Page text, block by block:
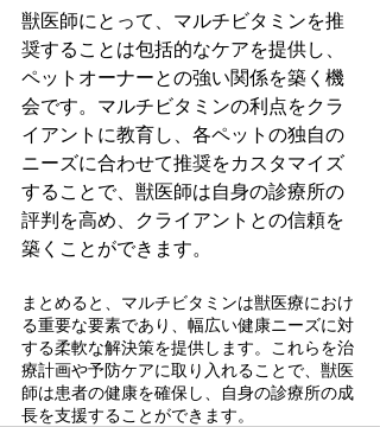
獣医師にとって、マルチビタミンを推
奨することは包括的なケアを提供し、
ペットオーナーとの強い関係を築く機
会です。マルチビタミンの利点をクラ
イアントに教育し、各ペットの独自の
ニーズに合わせて推奨をカスタマイズ
することで、獣医師は自身の診療所の
評判を高め、クライアントとの信頼を
築くことができます。
まとめると、マルチビタミンは獣医療におけ
る重要な要素であり、幅広い健康ニーズに対
する柔軟な解決策を提供します。これらを治
療計画や予防ケアに取り入れることで、獣医
師は患者の健康を確保し、自身の診療所の成
長を支援することができます。